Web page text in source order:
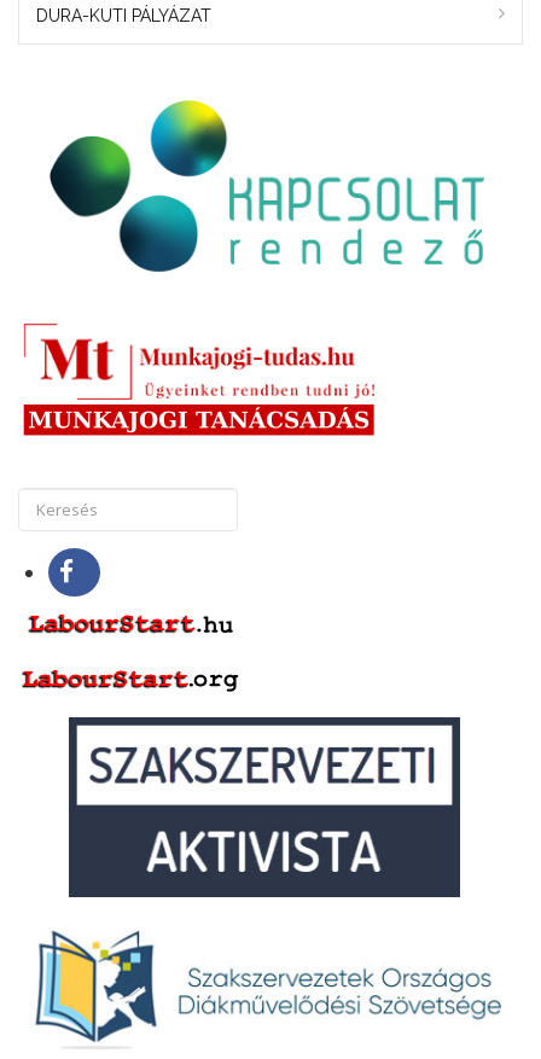
DURA-KUTI PÁLYÁZAT